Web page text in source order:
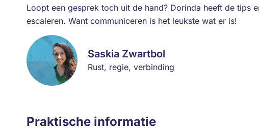
Loopt een gesprek toch uit de hand? Dorinda heeft de tips
escaleren. Want communiceren is het leukste wat er is!
Saskia Zwartbol
Rust, regie, verbinding
Praktische informatie